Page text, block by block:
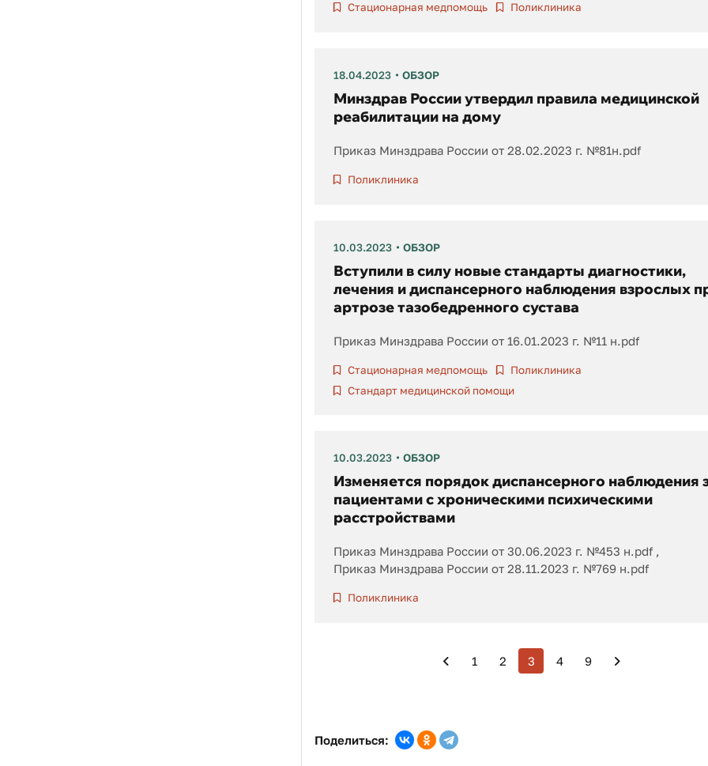
Стационарная медпомощь Поликлиника
18.04.2023 ОБЗОР
Минздрав России утвердил правила медицинской
реабилитации на дому
Приказ Минздрава России от 28.02.2023 г. №81н.pdf
Поликлиника
10.03.2023 ОБЗОР
Вступили в силу новые стандарты диагностики,
лечения и диспансерного наблюдения взрослых
артрозе тазобедренного сустава
Приказ Минздрава России от 16.01.2023 г. №11 н.pdf
Стационарная медпомощь
Поликлиника
Стандарт медицинской помощи
10.03.2023 ОБЗОР
Изменяется порядок диспансерного наблюдения
пациентами с хроническими психическими
расстройствами
Приказ Минздрава России от 30.06.2023 г. №453 н.pdf
Приказ Минздрава России от 28.11.2023 г. №769 н.pdf
Поликлиника
1 2 3 4 9
Поделиться: